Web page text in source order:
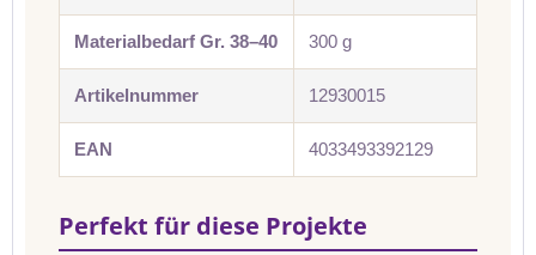
Materialbedarf Gr. 38–40 300 g
Artikelnummer 12930015
EAN 4033493392129
Perfekt für diese Projekte